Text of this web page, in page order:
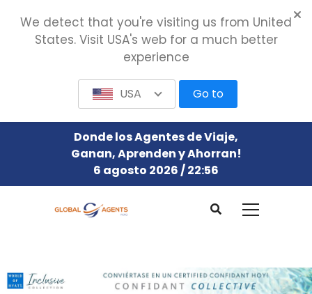
Donde los Agentes de Viaje,
Ganan, Aprenden y Ahorran!
6 agosto 2026 / 22:56
We detect that you're visiting us from United
States. Visit USA's web for a much better
experience
USA Go to